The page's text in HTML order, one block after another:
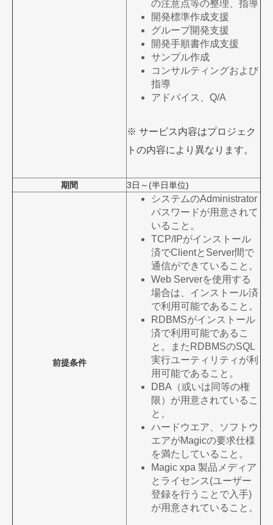
の注意点等の整理、指導
開発標準作成支援
グループ開発支援
開発手順書作成支援
サンプル作成
コンサルティングおよび
指導
アドバイス、Q/A
※ サービス内容はプロジェク
トの内容により異なります。
期間 3日～(半日単位)
前提条件
システムのAdministrator
パスワードが用意されて
いること。
TCP/IPがインストール
済でClientとServer間で
通信ができていること。
Web Serverを使用する
場合は、インストール済
で利用可能であること。
RDBMSがインストール
済で利用可能であるこ
と。またRDBMSのSQL
実行ユーティリティが利
用可能であること。
DBA（或いは同等の権
限）が用意されているこ
と。
ハードウエア、ソフトウ
エアがMagicの要求仕様
を満たしていること。
Magic xpa 製品メディア
とライセンス(ユーザー
登録を行うことで入手)
が用意されていること。